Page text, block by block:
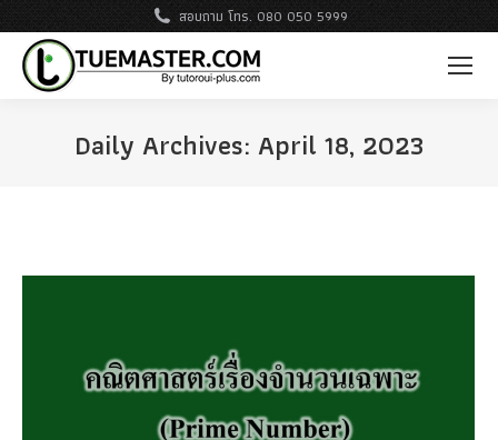
สอบถาม โทร. 080 050 5999
Daily Archives: April 18, 2023